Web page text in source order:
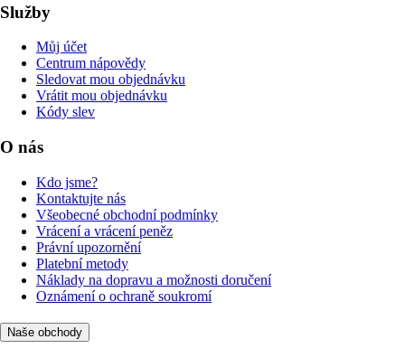
Služby
Můj účet
Centrum nápovědy
Sledovat mou objednávku
Vrátit mou objednávku
Kódy slev
O nás
Kdo jsme?
Kontaktujte nás
Všeobecné obchodní podmínky
Vrácení a vrácení peněz
Právní upozornění
Platební metody
Náklady na dopravu a možnosti doručení
Oznámení o ochraně soukromí
Naše obchody